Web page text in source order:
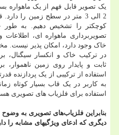
یک تصویر قابل فهم از یک ماهواره
2 الی 3 متر در سطح زمین را
کوچکتر را تشخیص دهیم. به طور
تصویربرداری ماهواره ای،
خاک وجود دارد، امکان پذیر نیست.
در ترکیب خاک و انکسار سیگنال،
ثابت و پایدار روی زمین ناهموار،
استفاده از ترکیبی از یک پردازنده
به کاربر در یک قاب بسیار کوتاه
استفاده برای فلزیاب های تصویری
بنابراین فلزیاب‌های تصویری به
دیگری که ادعای ویژگیهای مشابه را